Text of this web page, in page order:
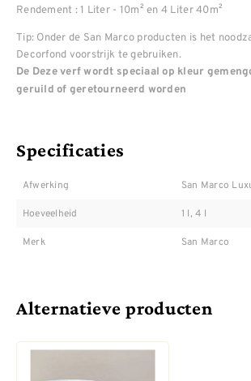
Rendement : 1 Liter - 10m² en 4 Liter 40m²
Tip: Onder de San Marco producten is het
Decorfond voorstrijk te gebruiken.
De Deze verf wordt speciaal op kleur
geruild of geretourneerd worden
Specificaties
Afwerking San Marco
Hoeveelheid 1 l, 4 l
Merk San Marco
Alternatieve producten